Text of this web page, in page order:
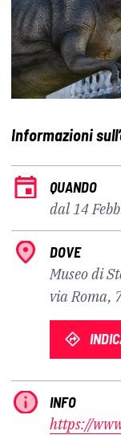
Informazioni
QUANDO
dal 14
DOVE
Museo di
via Roma,
INFO
https://